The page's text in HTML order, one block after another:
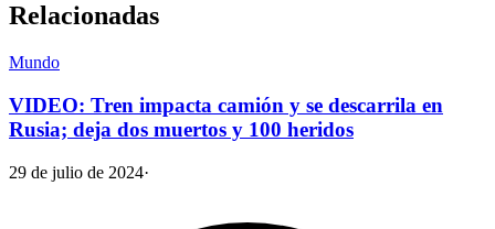
Relacionadas
Mundo
VIDEO: Tren impacta camión y se descarrila en
Rusia; deja dos muertos y 100 heridos
29 de julio de 2024·